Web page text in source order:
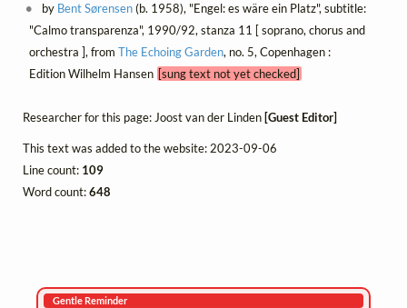
by Bent Sørensen(b. 1958), "Engel: es wäre ein Platz", subtitle:
"Calmo transparenza", 1990/92, stanza 11 [ soprano, chorus and
orchestra ], from The Echoing Garden, no. 5, Copenhagen :
Edition Wilhelm Hansen [sung text not yet checked]
Researcher for this page: Joost van der Linden [Guest Editor]
This text was added to the website: 2023-09-06
Line count: 109
Word count:648
Gentle Reminder